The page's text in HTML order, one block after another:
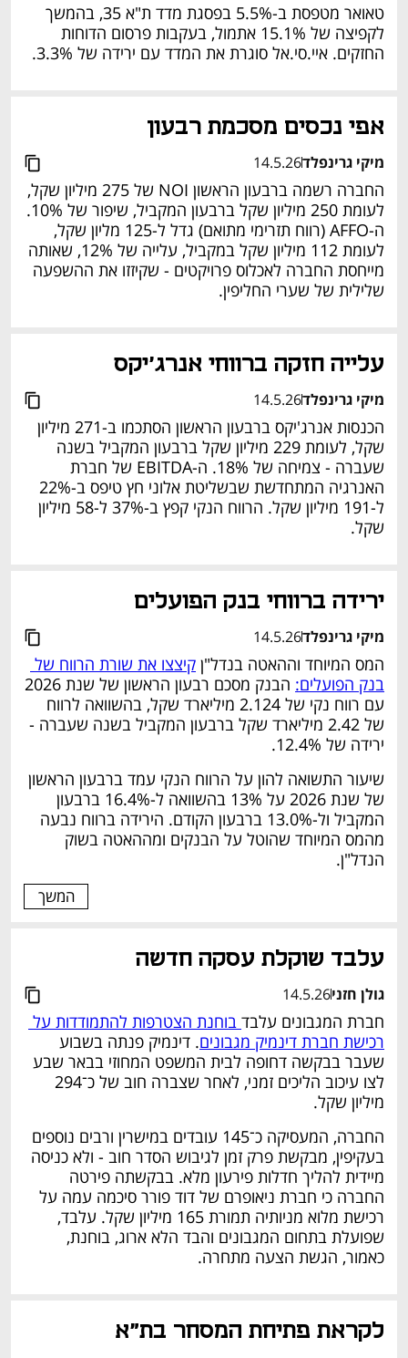
טאואר מטפסת ב-5.5% בפסגת מדד ת"א 35, בהמשך
לקפיצה של 15.1% אתמול, בעקבות פרסום הדוחות
החזקים. איי.סי.אל סוגרת את המדד עם ירידה של 3.3%.
אפי נכסים מסכמת רבעון
מיקי גרינפלד14.5.26
שלילית של שערי החליפין.
עלייה חזקה ברווחי אנרג'יקס
מיקי גרינפלד14.5.26
הכנסות אנרג'יקס ברבעון הראשון הסתכמו ב-271 מיליון
שעברה - צמיחה של 18%. ה-EBITDA של חברת
האנרגיה המתחדשת שבשליטת אלוני חץ טיפס ב-22%
ל-191 מיליון שקל. הרווח הנקי קפץ ב-37% ל-58 מיליון
שקל.
ירידה ברווחי בנק הפועלים
מיקי גרינפלד14.5.26
המס המיוחד וההאטה בנדל"ן
קיצצו את שורת הרווח של
בנק הפועלים:
הבנק מסכם רבעון הראשון של שנת 2026
של 2.42 מיליארד שקל ברבעון המקביל בשנה שעברה -
ירידה של 12.4%.
שיעור התשואה להון על הרווח הנקי עמד ברבעון הראשון
של שנת 2026 על 13% בהשוואה ל-16.4% ברבעון
הנדל"ן.
המשך
עלבד שוקלת עסקה חדשה
גולן חזני14.5.26
חברת המגבונים עלבד
בוחנת הצטרפות להתמודדות על
רכישת חברת דינמיק מגבונים
. דינמיק פנתה בשבוע
שעבר בבקשה דחופה לבית המשפט המחוזי בבאר שבע
לצו עיכוב הליכים זמני, לאחר שצברה חוב של כ־294
מיליון שקל.
החברה כי חברת ניאופרם של דוד פורר סיכמה עמה על
כאמור, הגשת הצעה מתחרה.
לקראת פתיחת המסחר בת"א